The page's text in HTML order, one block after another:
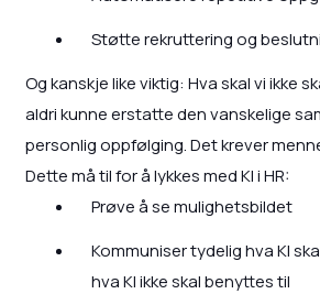
Støtte rekruttering og
Og kanskje like viktig: Hva skal vi ikke
aldri kunne erstatte den vanskelige
personlig oppfølging. Det krever
Dette må til for å lykkes med KI i HR:
Prøve å se mulighetsbildet
Kommuniser tydelig hva KI
hva KI ikke skal benyttes til